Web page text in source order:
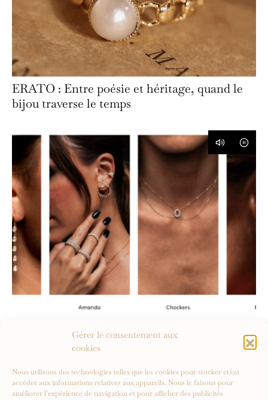
Gérer le consentement aux
cookies
Nous utilisons des technologies telles que les cookies pour stocker et/ou
accéder aux informations relatives aux appareils. Nous le faisons pour
améliorer l’expérience de navigation et pour afficher des publicités
ERATO : Entre poésie et héritage, quand le
bijou traverse le temps